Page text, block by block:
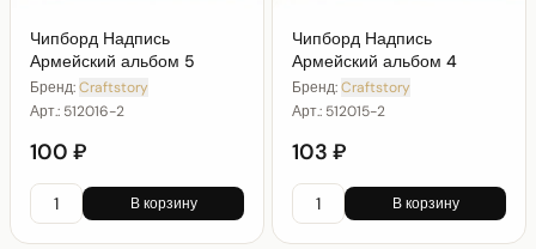
Чипборд Надпись
Армейский альбом 5
Бренд:Craftstory
Арт.: 512016-2
100 ₽
В корзину
Чипборд Надпись
Армейский альбом 4
Бренд:Craftstory
Арт.: 512015-2
103 ₽
В корзину